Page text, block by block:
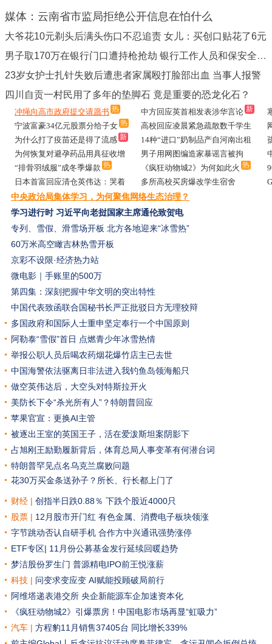
媒体：云南省市监局拒绝公开信息在怕什么
大爷花10元剃头后满头伤口不忍追责 女儿：买创口贴花了6元
男子取170万在银行门口遭持枪抢劫 银行工作人员和保安全程观望
23岁女护士扎针失败后遭患者家属殴打脸部出血 当事人报警
四川自贡一村民用了多年的垫脚石 竟是重要的恐龙化石？
冲绳向高市政府提交请愿书 热 中方回应英首相发表涉华言论 新
宁波富豪34亿元股票分给子女 热 高校回应凌晨紧急疏散数千学生
为什么打了疫苗还是得了流感 新
14种“进口”奶制品产自河南出租
房
为何恢复对避孕药品用具征收增
值税
新
男子用网图编造家暴谣言被拘
“排骨羽绒服”成冬季爆款 热 《疯狂动物城2》为何如此火 热
日本首富回应清仓英伟达：哭着
卖的
热
多所高校买房爆改学生宿舍
中央政治局集体学习，为何聚焦网络生态治理？
学习进行时 习近平向老挝国家主席通伦致贺电
专列、雪假、滑雪场开板 北方各地迎来“冰雪热”
60万米高空瞰吉林热雪开板
京彩不设限·经济热力站
微电影｜手账里的500万
第四集：深刻把握中华文明的突出特性
中国代表致函联合国秘书长严正批驳日方无理狡辩
多国政府和国际人士重申坚定奉行一个中国原则
阿勒泰“雪假”首日 点燃青少年冰雪热情
举报公职人员后喝农药烟花爆竹店主已去世
中国海警依法驱离日非法进入我钓鱼岛领海船只
做空英伟达后，大空头对特斯拉开火
美防长下令“杀光所有人”？特朗普回应
苹果官宣：更换AI主管
被逐出王室的英国王子，活在爱泼斯坦案阴影下
占旭刚王励勤履新背后，体育总局人事变革有何潜台词
特朗普罕见点名乌克兰腐败问题
花30万买金条送孙子？所长、行长都上门了
财经 | 创指半日跌0.88％ 下跌个股近4000只
股票 | 12月股市开门红 有色金属、消费电子板块领涨
字节跳动否认自研手机 合作方中兴通讯强势涨停
ETF专区| 11月份公募基金发行延续回暖趋势
梦洁股份罗生门 普源精电IPO前王悦涨薪
科技 | 问变求变应变 AI赋能投顾破局前行
阿维塔递表港交所 央企新能源车企加速资本化
《疯狂动物城2》引爆票房！中国电影市场再显“虹吸力”
汽车 | 方程豹11月销售37405台 同比增长339%